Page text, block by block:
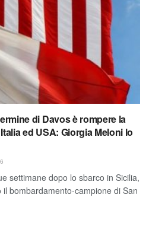
di Davos è rompere la
ed USA: Giorgia Meloni lo
settimane dopo lo sbarco in Sicilia,
bombardamento-campione di San